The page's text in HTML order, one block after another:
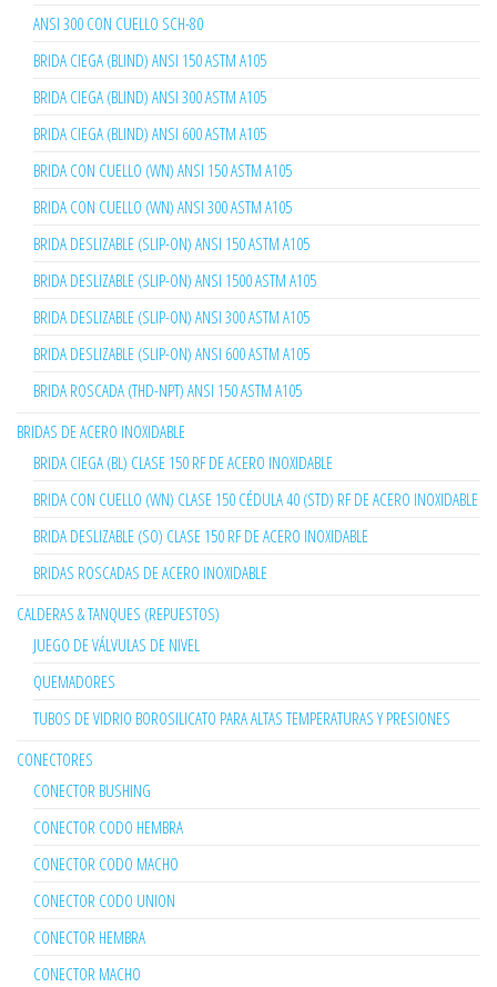
ANSI 300 CON CUELLO SCH-80
BRIDA CIEGA (BLIND) ANSI 150 ASTM A105
BRIDA CIEGA (BLIND) ANSI 300 ASTM A105
BRIDA CIEGA (BLIND) ANSI 600 ASTM A105
BRIDA CON CUELLO (WN) ANSI 150 ASTM A105
BRIDA CON CUELLO (WN) ANSI 300 ASTM A105
BRIDA DESLIZABLE (SLIP-ON) ANSI 150 ASTM A105
BRIDA DESLIZABLE (SLIP-ON) ANSI 1500 ASTM A105
BRIDA DESLIZABLE (SLIP-ON) ANSI 300 ASTM A105
BRIDA DESLIZABLE (SLIP-ON) ANSI 600 ASTM A105
BRIDA ROSCADA (THD-NPT) ANSI 150 ASTM A105
BRIDAS DE ACERO INOXIDABLE
BRIDA CIEGA (BL) CLASE 150 RF DE ACERO INOXIDABLE
BRIDA CON CUELLO (WN) CLASE 150 CÉDULA 40 (STD) RF DE ACERO INOXIDABLE
BRIDA DESLIZABLE (SO) CLASE 150 RF DE ACERO INOXIDABLE
BRIDAS ROSCADAS DE ACERO INOXIDABLE
CALDERAS & TANQUES (REPUESTOS)
JUEGO DE VÁLVULAS DE NIVEL
QUEMADORES
TUBOS DE VIDRIO BOROSILICATO PARA ALTAS TEMPERATURAS Y PRESIONES
CONECTORES
CONECTOR BUSHING
CONECTOR CODO HEMBRA
CONECTOR CODO MACHO
CONECTOR CODO UNION
CONECTOR HEMBRA
CONECTOR MACHO